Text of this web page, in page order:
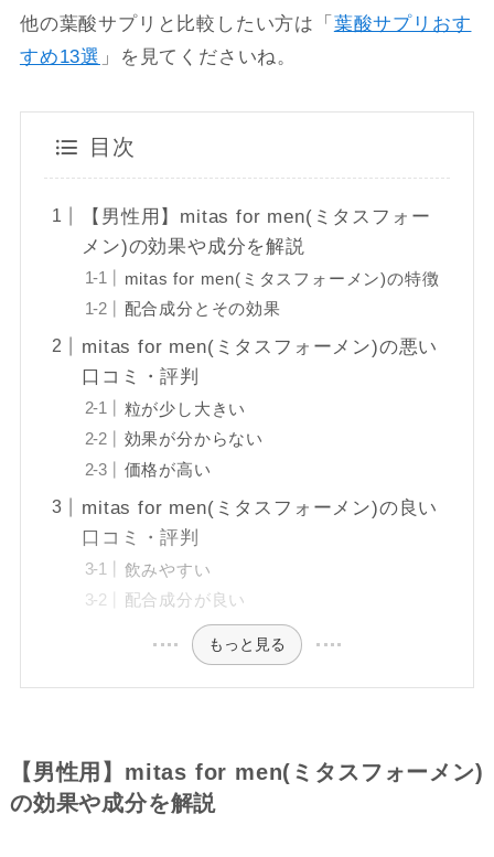
他の葉酸サプリと比較したい方は「 葉酸サプリおす
すめ13選 」を見てくださいね。
目次
【男性用】mitas for men(ミタスフォー
メン)の効果や成分を解説
mitas for men(ミタスフォーメン)の特徴
配合成分とその効果
mitas for men(ミタスフォーメン)の悪い
口コミ・評判
粒が少し大きい
効果が分からない
価格が高い
mitas for men(ミタスフォーメン)の良い
口コミ・評判
飲みやすい
配合成分が良い
もっと見る
【男性用】mitas for men(ミタスフォーメン)
の効果や成分を解説